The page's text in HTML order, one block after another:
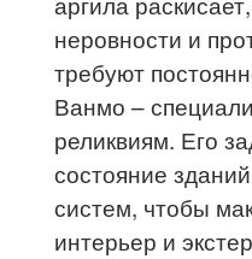
неровности и
требуют
Ванмо –
реликвиям. Его
состояние
систем, чтобы
интерьер и